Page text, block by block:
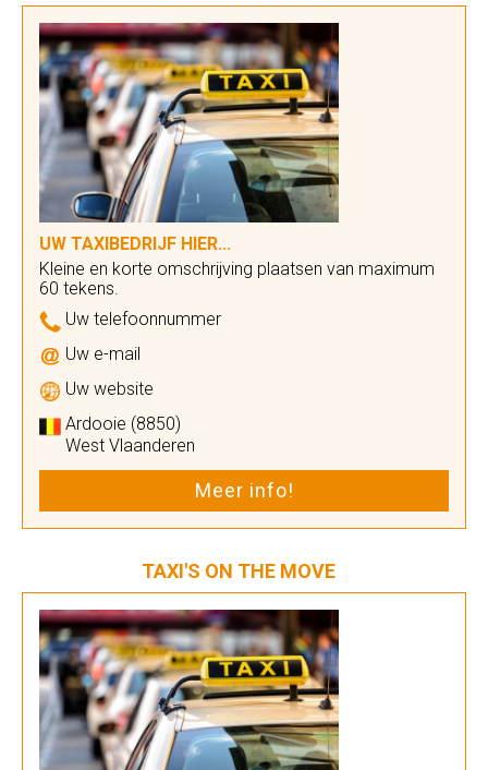
UW TAXIBEDRIJF HIER...
Kleine en korte omschrijving plaatsen van maximum
60 tekens.
Uw telefoonnummer
Uw e-mail
Uw website
Ardooie (8850)
West Vlaanderen
Meer info!
TAXI'S ON THE MOVE